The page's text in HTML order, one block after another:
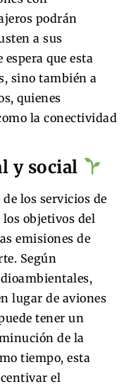
podrán
a sus
espera que esta
sino también a
quienes
la conectividad
y social
los servicios de
objetivos del
emisiones de
Según
lugar de aviones
tener un
de la
tiempo, esta
el